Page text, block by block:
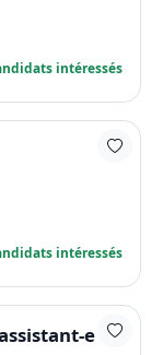
intéressés
intéressés
e